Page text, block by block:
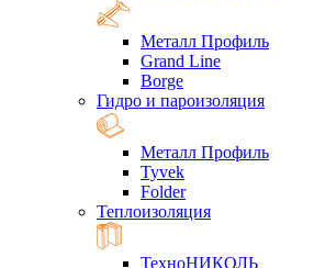
Металл Профиль
Grand Line
Borge
Гидро и пароизоляция
Металл Профиль
Tyvek
Folder
Теплоизоляция
ТехноНИКОЛЬ